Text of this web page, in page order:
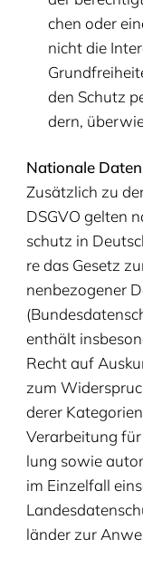
chen oder
nicht die
den Schutz
dern,
Natio­na­le
Zusätz­lich zu
DSGVO gel­ten
schutz in
re das Gesetz
nen­be­zo­ge­ner
ent­hält
Recht auf
zum
de­rer
Ver­ar­bei­tung
lung sowie
im Ein­zel­fall
län­der zur